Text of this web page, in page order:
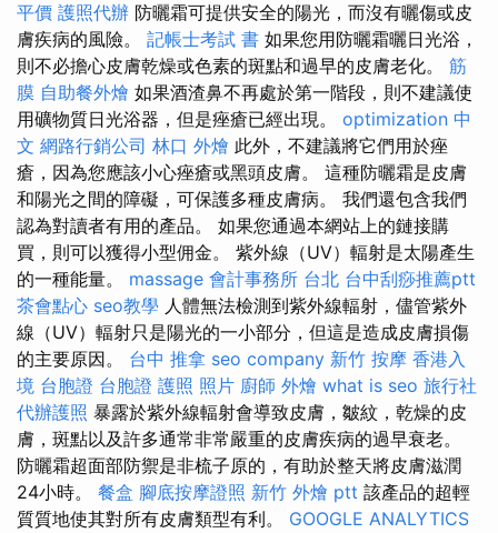
平價 護照代辦 防曬霜可提供安全的陽光，而沒有曬傷或皮
膚疾病的風險。 記帳士考試 書 如果您用防曬霜曬日光浴，
則不必擔心皮膚乾燥或色素的斑點和過早的皮膚老化。 筋
膜 自助餐外燴 如果酒渣鼻不再處於第一階段，則不建議使
用礦物質日光浴器，但是痤瘡已經出現。 optimization 中
文 網路行銷公司 林口 外燴 此外，不建議將它們用於痤
瘡，因為您應該小心痤瘡或黑頭皮膚。 這種防曬霜是皮膚
和陽光之間的障礙，可保護多種皮膚病。 我們還包含我們
認為對讀者有用的產品。 如果您通過本網站上的鏈接購
買，則可以獲得小型佣金。 紫外線（UV）輻射是太陽產生
的一種能量。 massage 會計事務所 台北 台中刮痧推薦ptt
茶會點心 seo教學 人體無法檢測到紫外線輻射，儘管紫外
線（UV）輻射只是陽光的一小部分，但這是造成皮膚損傷
的主要原因。 台中 推拿 seo company 新竹 按摩 香港入
境 台胞證 台胞證 護照 照片 廚師 外燴 what is seo 旅行社
代辦護照 暴露於紫外線輻射會導致皮膚，皺紋，乾燥的皮
膚，斑點以及許多通常非常嚴重的皮膚疾病的過早衰老。
防曬霜超面部防禦是非梳子原的，有助於整天將皮膚滋潤
24小時。 餐盒 腳底按摩證照 新竹 外燴 ptt 該產品的超輕
質質地使其對所有皮膚類型有利。 GOOGLE ANALYTICS